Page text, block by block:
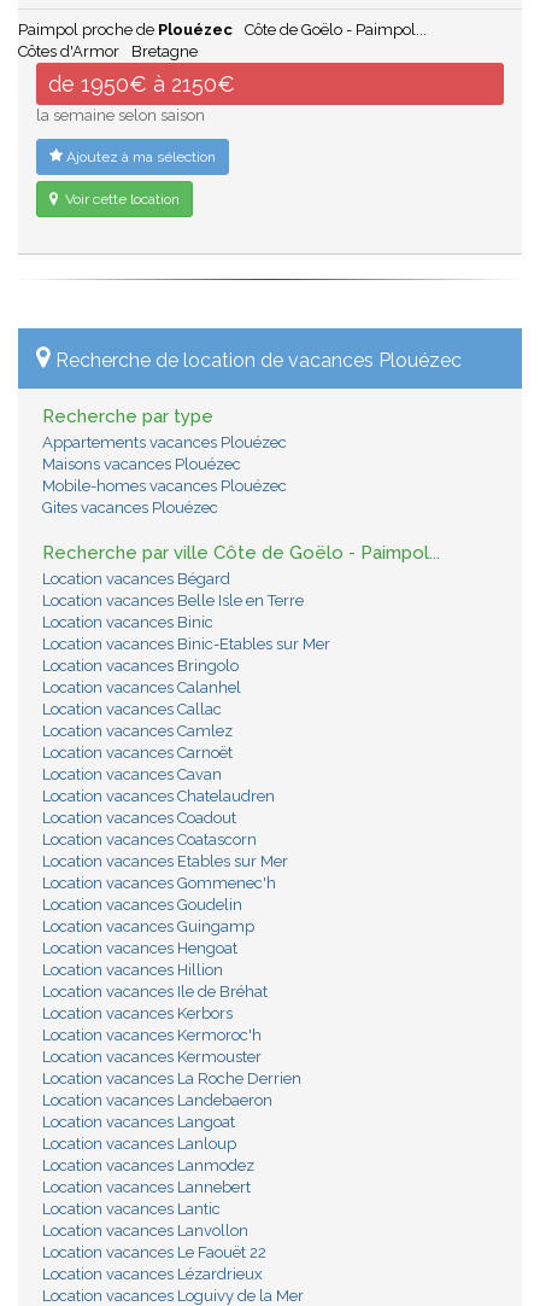
Paimpol proche de Plouézec
Côte de Goëlo - Paimpol...
Côtes d'Armor
Bretagne
de 1950€ à 2150€
la semaine selon saison
Ajoutez à ma sélection
Voir cette location
Recherche de location de vacances Plouézec
Recherche par type
Appartements vacances Plouézec
Maisons vacances Plouézec
Mobile-homes vacances Plouézec
Gites vacances Plouézec
Recherche par ville Côte de Goëlo - Paimpol...
Location vacances Bégard
Location vacances Belle Isle en Terre
Location vacances Binic
Location vacances Binic-Etables sur Mer
Location vacances Bringolo
Location vacances Calanhel
Location vacances Callac
Location vacances Camlez
Location vacances Carnoët
Location vacances Cavan
Location vacances Chatelaudren
Location vacances Coadout
Location vacances Coatascorn
Location vacances Etables sur Mer
Location vacances Gommenec'h
Location vacances Goudelin
Location vacances Guingamp
Location vacances Hengoat
Location vacances Hillion
Location vacances Ile de Bréhat
Location vacances Kerbors
Location vacances Kermoroc'h
Location vacances Kermouster
Location vacances La Roche Derrien
Location vacances Landebaeron
Location vacances Langoat
Location vacances Lanloup
Location vacances Lanmodez
Location vacances Lannebert
Location vacances Lantic
Location vacances Lanvollon
Location vacances Le Faouët 22
Location vacances Lézardrieux
Location vacances Loguivy de la Mer